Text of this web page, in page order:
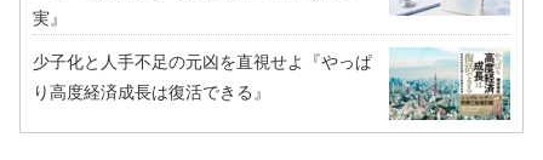
実』
少子化と人手不足の元凶を直視せよ『やっぱ
り高度経済成長は復活できる』